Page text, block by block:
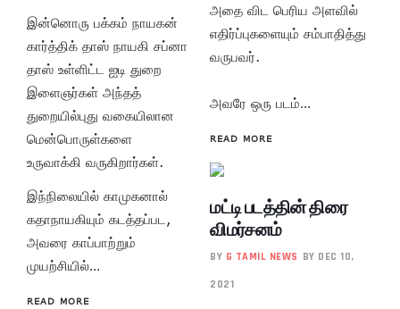
இன்னொரு பக்கம் நாயகன்
கார்த்திக் தாஸ் நாயகி சப்னா
தாஸ் உள்ளிட்ட ஐடி துறை
இளைஞர்கள் அந்தத்
துறையில்புது வகையிலான
மென்பொருள்களை
உருவாக்கி வருகிறார்கள்.
இந்நிலையில் காமுகனால்
கதாநாயகியும் கடத்தப்பட,
அவரை காப்பாற்றும்
முயற்சியில்…
READ MORE
அதை விட பெரிய அளவில்
எதிர்ப்புகளையும் சம்பாதித்து
வருபவர்.
அவரே ஒரு படம்…
READ MORE
மட்டி படத்தின் திரை
விமர்சனம்
BY G TAMIL NEWS BY DEC 10,
2021